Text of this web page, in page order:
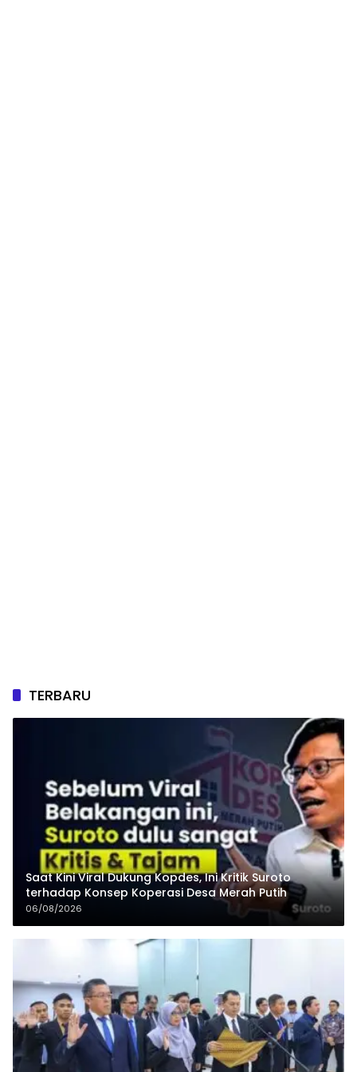
TERBARU
Saat Kini Viral Dukung Kopdes, Ini Kritik Suroto
terhadap Konsep Koperasi Desa Merah Putih
06/08/2026